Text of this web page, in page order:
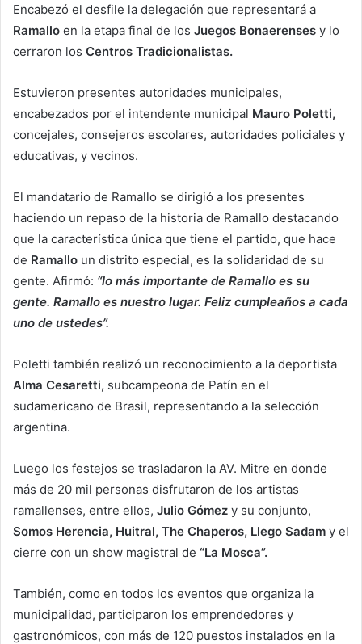
Encabezó el desfile la delegación que representará a
Ramallo en la etapa final de los Juegos Bonaerenses y lo
cerraron los Centros Tradicionalistas.
Estuvieron presentes autoridades municipales,
encabezados por el intendente municipal Mauro Poletti,
concejales, consejeros escolares, autoridades policiales y
educativas, y vecinos.
El mandatario de Ramallo se dirigió a los presentes
haciendo un repaso de la historia de Ramallo destacando
que la característica única que tiene el partido, que hace
de Ramallo un distrito especial, es la solidaridad de su
gente. Afirmó: “lo más importante de Ramallo es su
gente. Ramallo es nuestro lugar. Feliz cumpleaños a cada
uno de ustedes”.
Poletti también realizó un reconocimiento a la deportista
Alma Cesaretti, subcampeona de Patín en el
sudamericano de Brasil, representando a la selección
argentina.
Luego los festejos se trasladaron la AV. Mitre en donde
más de 20 mil personas disfrutaron de los artistas
ramallenses, entre ellos, Julio Gómez y su conjunto,
Somos Herencia, Huitral, The Chaperos, Llego Sadam y el
cierre con un show magistral de “La Mosca”.
También, como en todos los eventos que organiza la
municipalidad, participaron los emprendedores y
gastronómicos, con más de 120 puestos instalados en la